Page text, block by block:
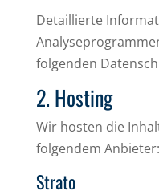
Detaillierte
folgenden
2. Hosting
Wir hosten die
folgendem Anbieter:
Strato